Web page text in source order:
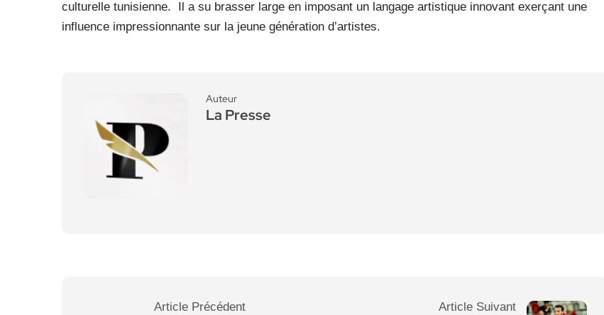
culturelle tunisienne.
Il a su brasser large en imposant un langage artistique innovant exerçant une
influence impressionnante sur la jeune génération d’artistes.
Auteur
La Presse
Article Précédent Article Suivant